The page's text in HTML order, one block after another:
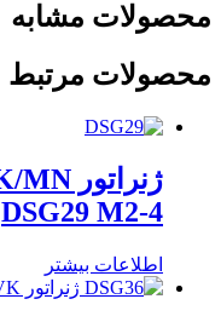
محصولات مشابه
محصولات مرتبط
DSG29 M2-4
اطلاعات بیشتر